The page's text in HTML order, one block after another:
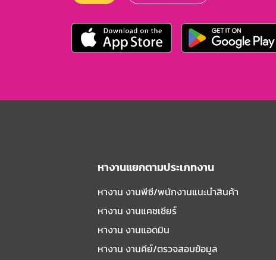
หางานแยกตามประเภทงาน
หางาน งานพีซี/พนักงานแนะนําสินค้า
หางาน งานแคชเชียร์
หางาน งานแอดมิน
หางาน งานคีย์/ตรวจสอบข้อมูล